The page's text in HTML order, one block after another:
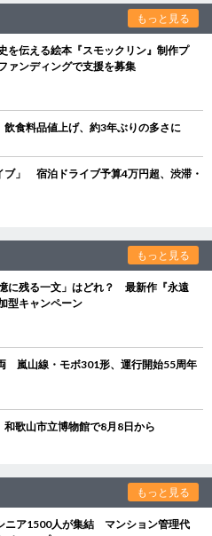
もっと見る
を伝える絵本『スモックリン』制作プ
ァンディングで支援を募集
食料品値上げ、約3年ぶりの多さに
ブ」 宿泊ドライブ予算4万円超、渋滞・
もっと見る
に残る一文」はどれ？ 最新作『永遠
型キャンペーン
嵐山線・モボ301形、運行開始55周年
歌山市立博物館で8月8日から
もっと見る
ニア1500人が集結 マンション管理代